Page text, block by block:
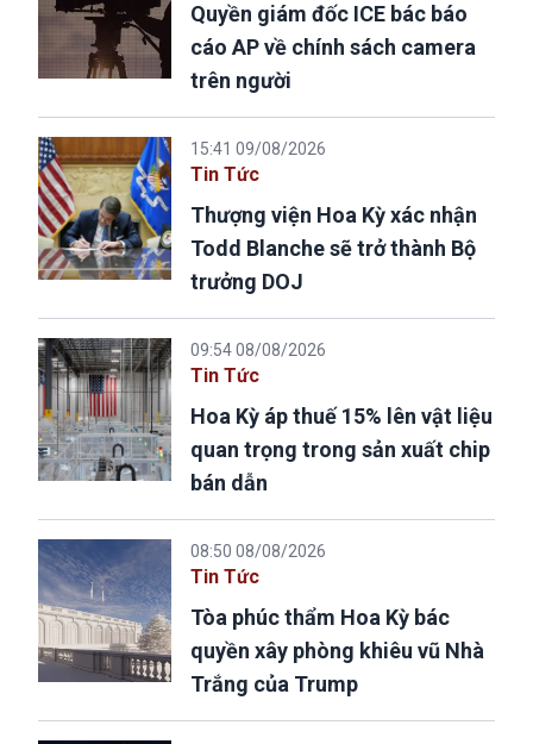
Quyền giám đốc ICE bác báo
cáo AP về chính sách camera
trên người
15:41 09/08/2026
Tin Tức
Thượng viện Hoa Kỳ xác nhận
Todd Blanche sẽ trở thành Bộ
trưởng DOJ
09:54 08/08/2026
Tin Tức
Hoa Kỳ áp thuế 15% lên vật liệu
quan trọng trong sản xuất chip
bán dẫn
08:50 08/08/2026
Tin Tức
Tòa phúc thẩm Hoa Kỳ bác
quyền xây phòng khiêu vũ Nhà
Trắng của Trump